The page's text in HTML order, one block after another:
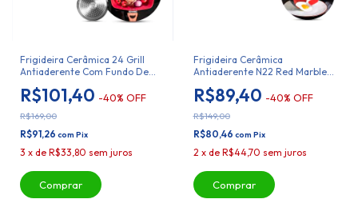
Frigideira Cerâmica 24 Grill
Antiaderente Com Fundo De
R$101,40 -40% OFF
R$169,00
R$91,26 com Pix
3 x de R$33,80 sem juros
Frigideira Cerâmica
Antiaderente N22 Red Marble
R$89,40 -40% OFF
R$149,00
R$80,46 com Pix
2 x de R$44,70 sem juros